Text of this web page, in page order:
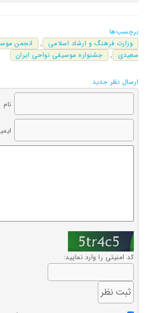
برچسب‌ها
وزارت فرهنگ و ارشاد اسلامی
, انجمن
سعیدی
, جشنواره موسیقی نواحی ایران
ارسال نظر جدید
نام
کد امنیتی را وارد نمایید: